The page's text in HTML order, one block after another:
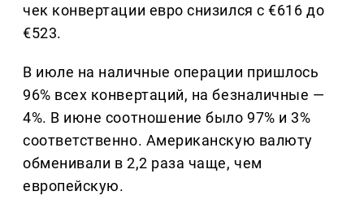
чек конвертации евро снизился с €616 до
€523.
В июле на наличные операции пришлось
96% всех конвертаций, на безналичные —
4%. В июне соотношение было 97% и 3%
соответственно. Американскую валюту
обменивали в 2,2 раза чаще, чем
европейскую.